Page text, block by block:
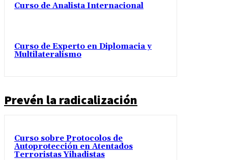
Curso de Analista Internacional
Curso de Experto en Diplomacia y
Multilateralismo
Prevén la radicalización
Curso sobre Protocolos de
Autoprotección en Atentados
Terroristas Yihadistas